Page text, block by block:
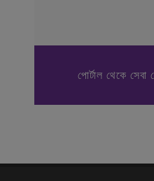
পোর্টাল থেকে